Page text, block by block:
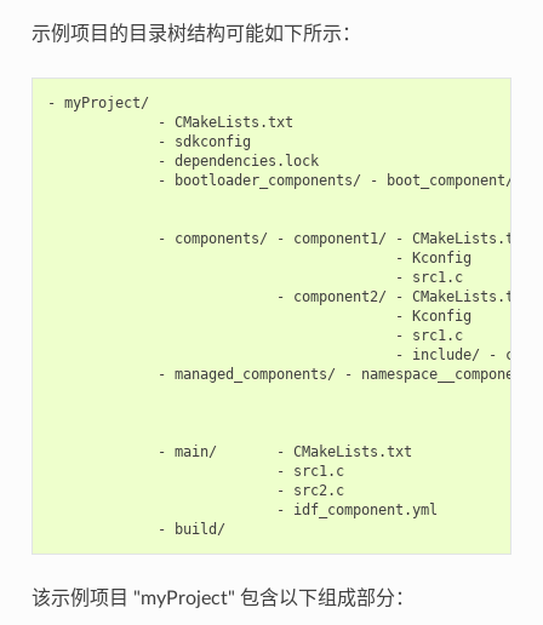
示例项目的目录树结构可能如下所示：
- myProject/
             - CMakeLists.txt
             - sdkconfig
             - dependencies.lock
- bootloader_components/ - boot_component/ -
             - components/ - component1/ - CMakeLists.txt
                                         - Kconfig
                                         - src1.c
                           - component2/ - CMakeLists.txt
                                         - Kconfig
                                         - src1.c
- include/ -
- managed_components/ -
             - main/       - CMakeLists.txt
                           - src1.c
                           - src2.c
                           - idf_component.yml
该示例项目 "myProject" 包含以下组成部分：